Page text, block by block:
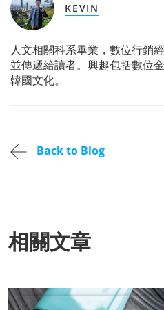
KEVIN
人文相關科系畢業，數位行銷
並傳遞給讀者。興趣包括數位
韓國文化。
Back to Blog
相關文章